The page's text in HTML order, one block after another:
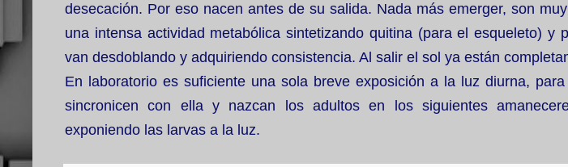
desecación. Por eso nacen antes de su salida. Nada más emerger, son
una intensa actividad metabólica sintetizando quitina (para el esqueleto) y
van desdoblando y adquiriendo consistencia. Al salir el sol ya están
En laboratorio es suficiente una sola breve exposición a la luz diurna,
sincronicen con ella y nazcan los adultos en los siguientes
exponiendo las larvas a la luz.